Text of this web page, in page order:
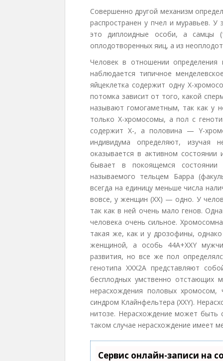
Совершенно другой механизм
распространен у пчел и муравьев.
это диплоидные особи, а самцы
оплодотворенных яиц, а из
Человек в отношении определения
наблюдается типичное
яйцеклетка содержит одну Х-
потомка зависит от того, какой
называют гомогаметным, так как у
только Х-хромосомы, а пол с
содержит Х-, а половина — Y-
индивидума определяют, изучая
оказывается в активном
бывает в покоящемся состоянии
называемого тельцем Барра
всегда на единицу меньше числа
вовсе, у женщин (ХХ) — одно. У
так как в ней очень мало генов.
человека очень сильное.
такая же, как и у дрозофины,
женщиной, а особь 44A+XXY
развития, но все же пол
генотипа XXX2A представляют
бесплодных умственно отстающих
нерасхождения половых
синдром Клайнфельтера (XXY).
нитозе. Нерасхождение может быть
таком случае нерасхождение имеет
Сервис онлайн-записи на